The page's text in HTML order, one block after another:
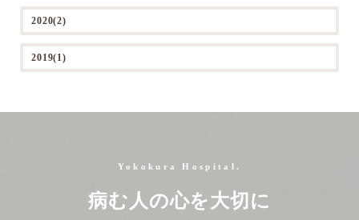
2020(2)
2019(1)
Yokokura Hospital.
病む人の心を大切に